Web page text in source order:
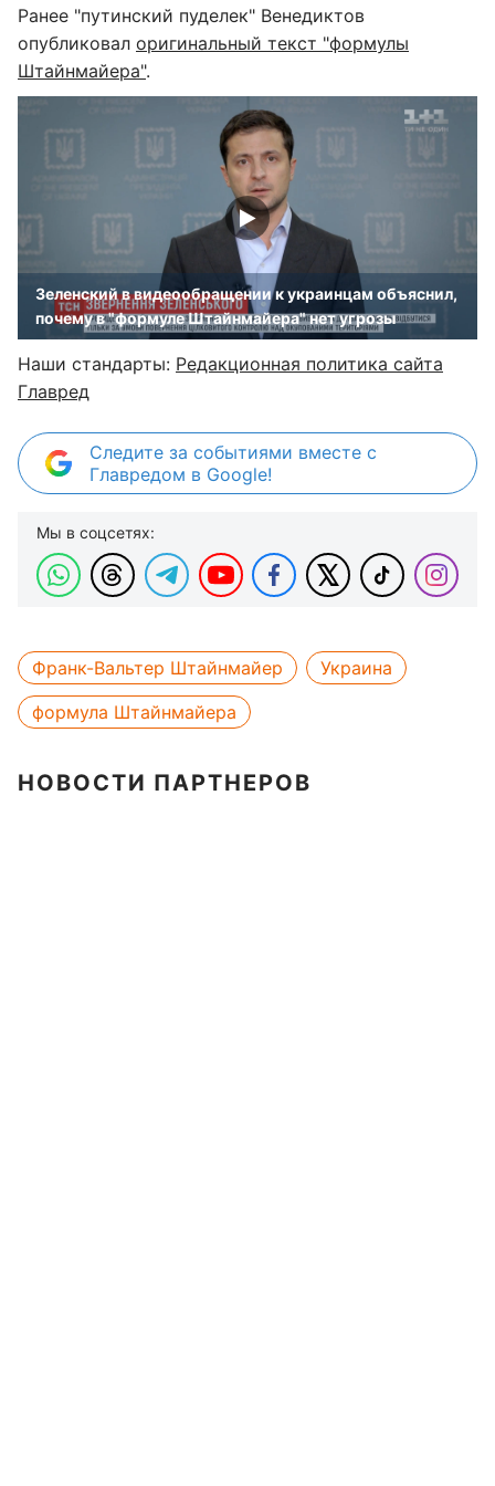
Ранее "путинский пуделек" Венедиктов
опубликовал оригинальный текст "формулы
Штайнмайера".
Зеленский в видеообращении к украинцам объяснил,
почему в "формуле Штайнмайера" нет угрозы
Наши стандарты: Редакционная политика сайта
Главред
Следите за событиями вместе с
Главредом в Google!
Мы в соцсетях:
Франк-Вальтер Штайнмайер
Украина
формула Штайнмайера
НОВОСТИ ПАРТНЕРОВ